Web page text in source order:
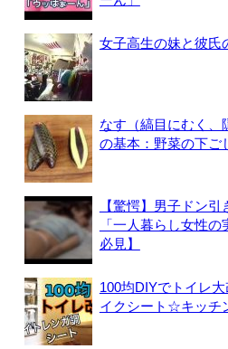
女子高生の妹と彼
なす（縞目にむ
の基本：野菜の下ご
【驚愕】男子ドン
「一人暮らし女性
必見】
100均DIYでトイレ
イクシート☆キッチ